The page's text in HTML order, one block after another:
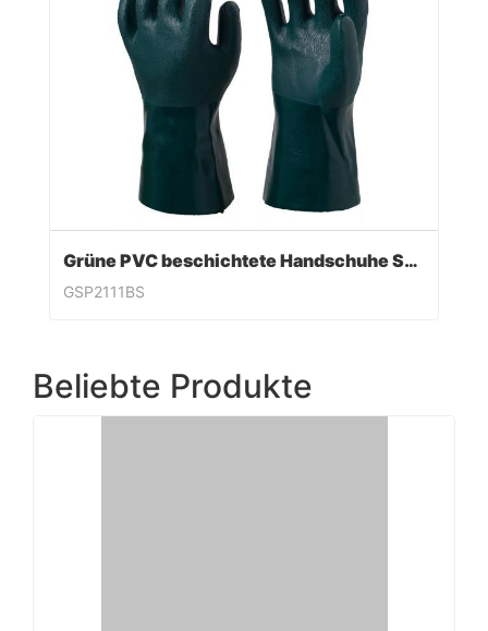
Grüne PVC beschichtete Handschuhe Sandy Finish
GSP2111BS
Beliebte Produkte